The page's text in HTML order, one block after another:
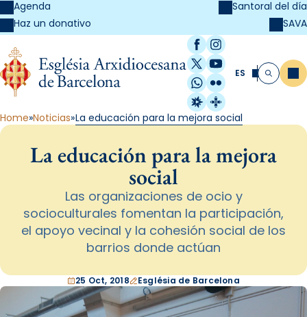
Agenda
Haz un donativo
Santoral del día
SAVA
Facebook
Instagram
X / Twitter
YouTube
WhatsApp
Flickr
Radio Estel
Catalunya
ES Buscar
Home Noticias La educación para la mejora social
La educación para la mejora
social
Las organizaciones de ocio y
socioculturales fomentan la participación,
el apoyo vecinal y la cohesión social de los
barrios donde actúan
25 Oct, 2018 Església de Barcelona